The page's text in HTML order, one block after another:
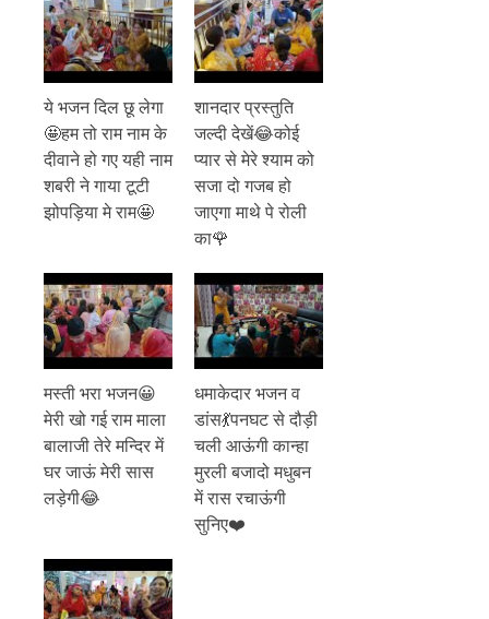
ये भजन दिल छू लेगा
🤩हम तो राम नाम के
दीवाने हो गए यही नाम
शबरी ने गाया टूटी
झोपड़िया मे राम🤩
शानदार प्रस्तुति
जल्दी देखें😂कोई
प्यार से मेरे श्याम को
सजा दो गजब हो
जाएगा माथे पे रोली
का🌹
मस्ती भरा भजन😀
मेरी खो गई राम माला
बालाजी तेरे मन्दिर में
घर जाऊं मेरी सास
लड़ेगी😂
धमाकेदार भजन व
डांस💃पनघट से दौड़ी
चली आऊंगी कान्हा
मुरली बजादो मधुबन
में रास रचाऊंगी
सुनिए❤️